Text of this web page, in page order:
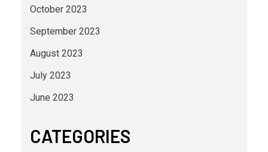
October 2023
September 2023
August 2023
July 2023
June 2023
CATEGORIES